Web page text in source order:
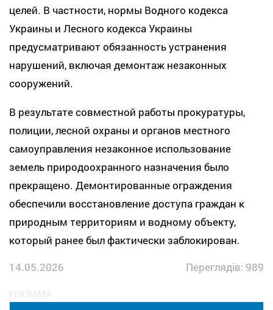
целей. В частности, нормы Водного кодекса
Украины и Лесного кодекса Украины
предусматривают обязанность устранения
нарушений, включая демонтаж незаконных
сооружений.
В результате совместной работы прокуратуры,
полиции, лесной охраны и органов местного
самоуправления незаконное использование
земель природоохранного назначения было
прекращено. Демонтированные ограждения
обеспечили восстановление доступа граждан к
природным территориям и водному объекту,
который ранее был фактически заблокирован.
14.05.2026
Переглядів: 989